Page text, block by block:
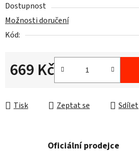
Dostupnost
Možnosti doručení
Kód:
669 Kč
Tisk Zeptat se Sdílet
Oficiální prodejce